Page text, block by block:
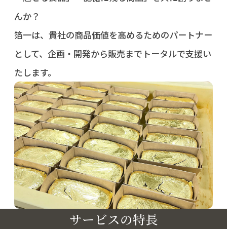
んか？
箔一は、貴社の商品価値を高めるためのパートナー
として、企画・開発から販売までトータルで支援い
たします。
サービスの特長